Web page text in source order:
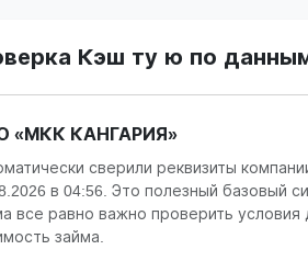
Кэш ту ю по
«МКК КАНГАРИЯ»
сверили реквизиты
в 04:56 . Это полезный базовый
все равно важно проверить
займа.